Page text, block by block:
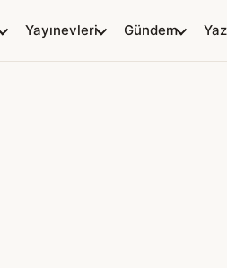
Yayınevleri Gündem